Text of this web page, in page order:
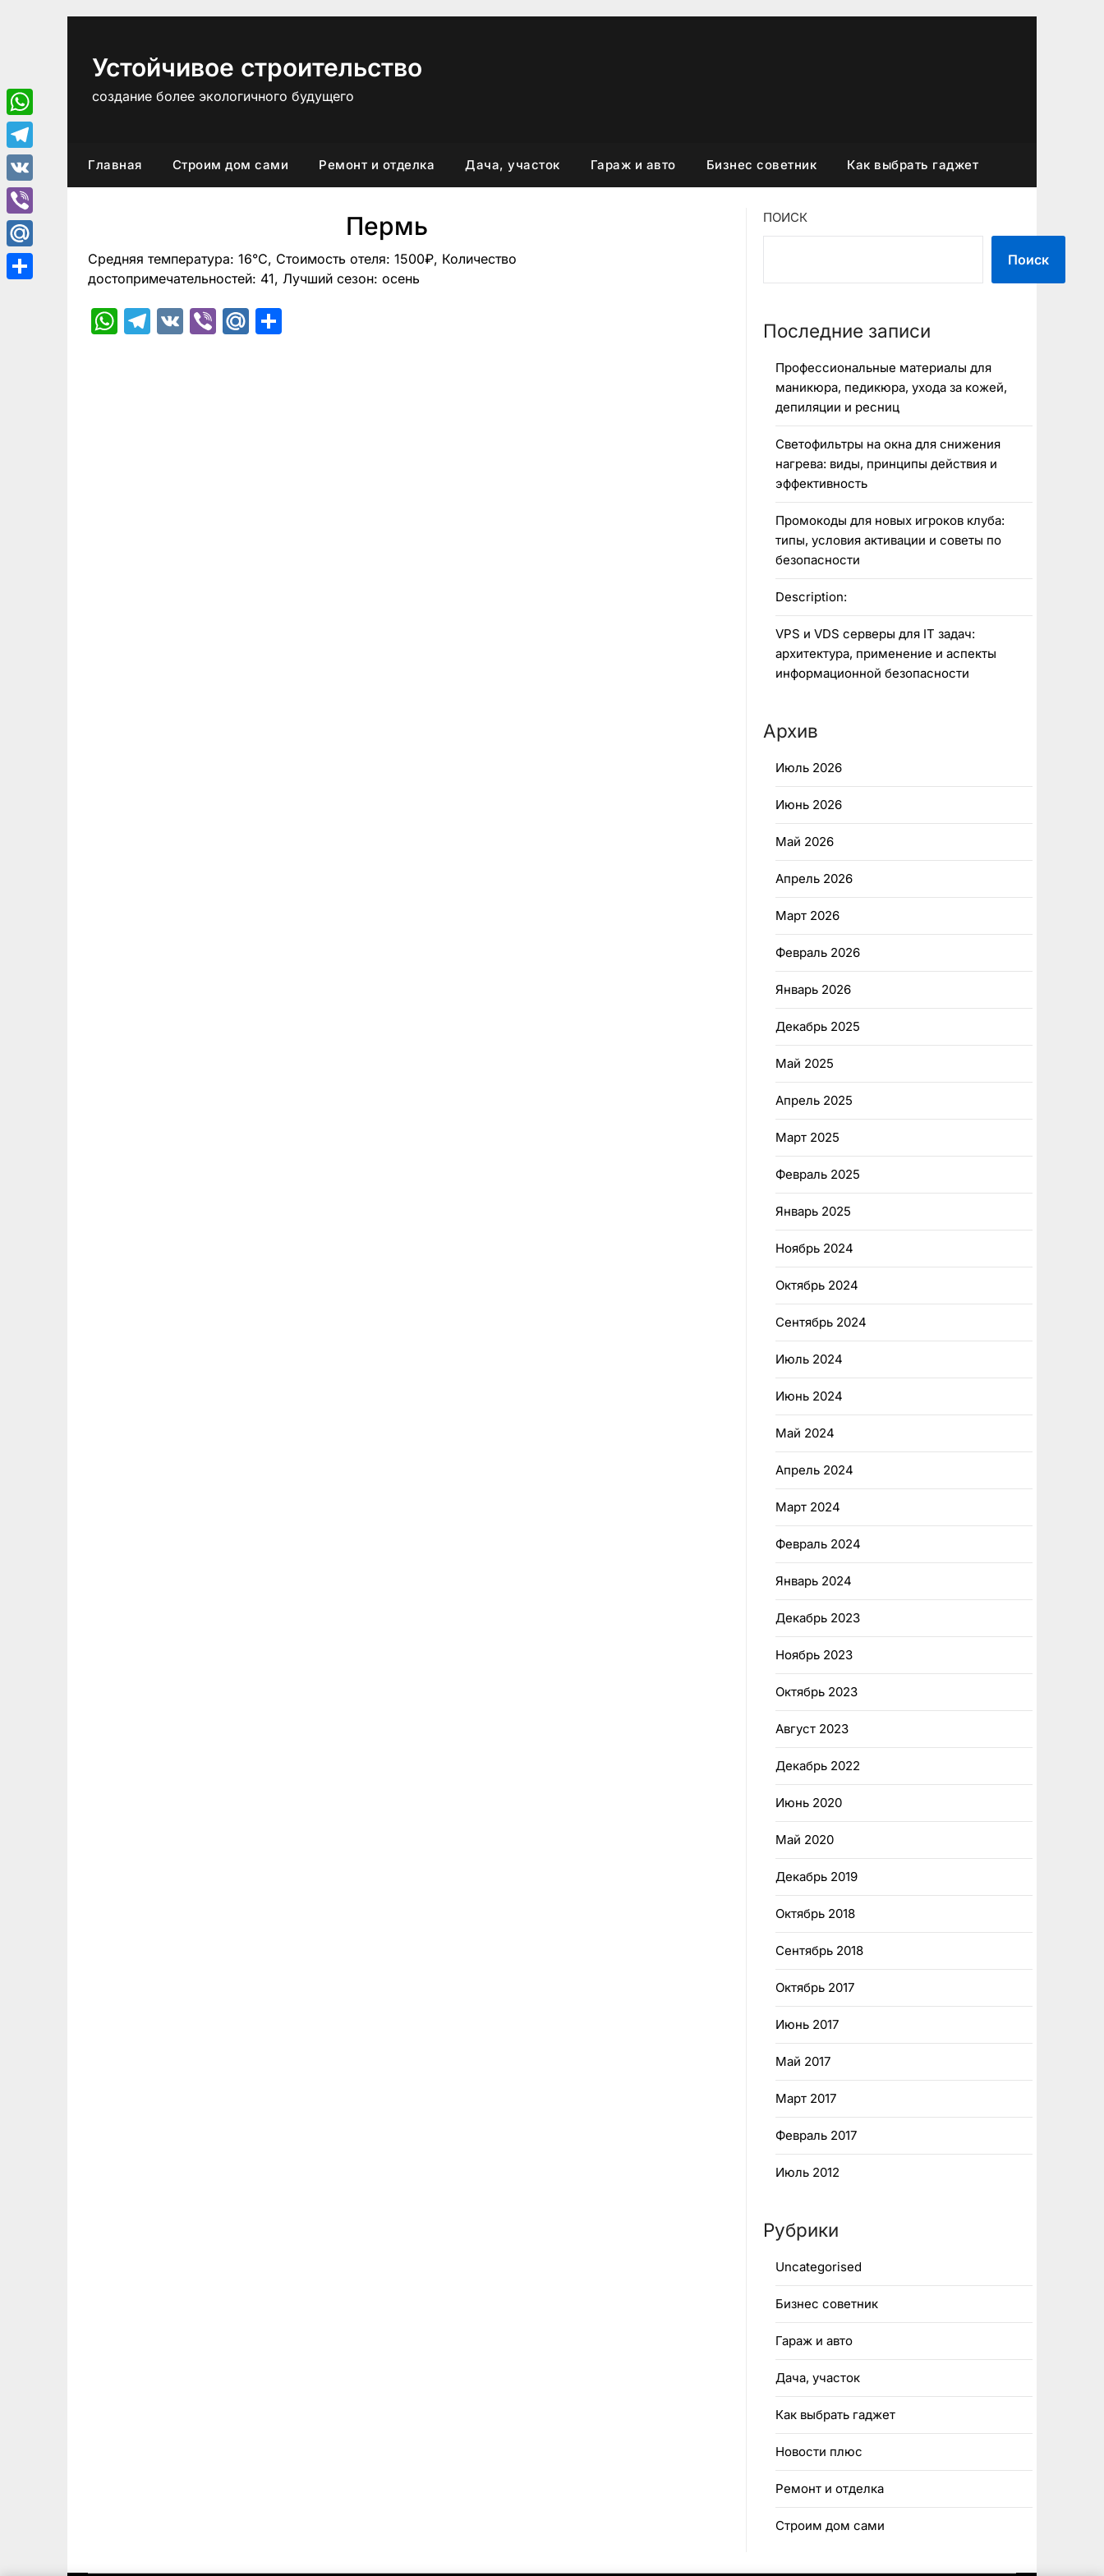
Устойчивое строительство
создание более экологичного будущего
Главная Строим дом сами Ремонт и отделка Дача, участок Гараж и авто Бизнес советник Как выбрать гаджет
Пермь
Средняя температура: 16°C, Стоимость отеля: 1500₽, Количество
достопримечательностей: 41, Лучший сезон: осень
WhatsApp
Telegram
VK ViberMail.Ru
ПОИСК
Поиск
Последние записи
Профессиональные материалы для
маникюра, педикюра, ухода за кожей,
депиляции и ресниц
Светофильтры на окна для снижения
нагрева: виды, принципы действия и
эффективность
Промокоды для новых игроков клуба:
типы, условия активации и советы по
безопасности
Description:
VPS и VDS серверы для IT задач:
архитектура, применение и аспекты
информационной безопасности
Архив
Июль 2026
Июнь 2026
Май 2026
Апрель 2026
Март 2026
Февраль 2026
Январь 2026
Декабрь 2025
Май 2025
Апрель 2025
Март 2025
Февраль 2025
Январь 2025
Ноябрь 2024
Октябрь 2024
Сентябрь 2024
Июль 2024
Июнь 2024
Май 2024
Апрель 2024
Март 2024
Февраль 2024
Январь 2024
Декабрь 2023
Ноябрь 2023
Октябрь 2023
Август 2023
Декабрь 2022
Июнь 2020
Май 2020
Декабрь 2019
Октябрь 2018
Сентябрь 2018
Октябрь 2017
Июнь 2017
Май 2017
Март 2017
Февраль 2017
Июль 2012
Рубрики
Uncategorised
Бизнес советник
Гараж и авто
Дача, участок
Как выбрать гаджет
Новости плюс
Ремонт и отделка
Строим дом сами
WhatsApp
Telegram
VK
Viber
Mail.Ru